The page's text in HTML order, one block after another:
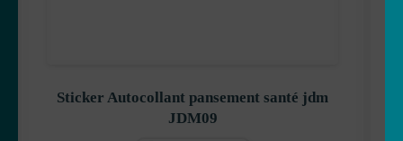
Sticker Autocollant pansement santé jdm
JDM09